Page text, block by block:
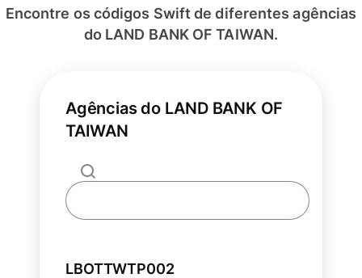
Encontre os códigos Swift de diferentes agências
do LAND BANK OF TAIWAN.
Agências do LAND BANK OF
TAIWAN
LBOTTWTP002